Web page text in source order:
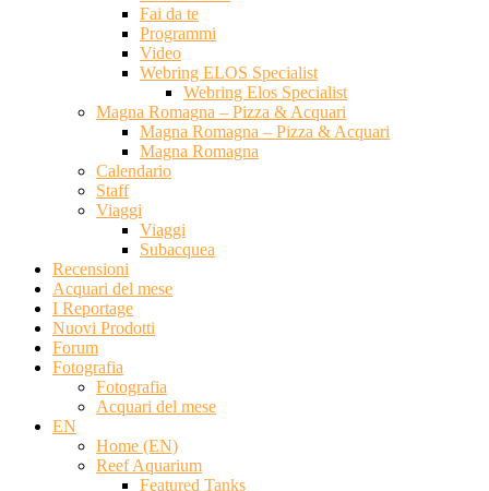
Fai da te
Programmi
Video
Webring ELOS Specialist
Webring Elos Specialist
Magna Romagna – Pizza & Acquari
Magna Romagna – Pizza & Acquari
Magna Romagna
Calendario
Staff
Viaggi
Viaggi
Subacquea
Recensioni
Acquari del mese
I Reportage
Nuovi Prodotti
Forum
Fotografia
Fotografia
Acquari del mese
EN
Home (EN)
Reef Aquarium
Featured Tanks